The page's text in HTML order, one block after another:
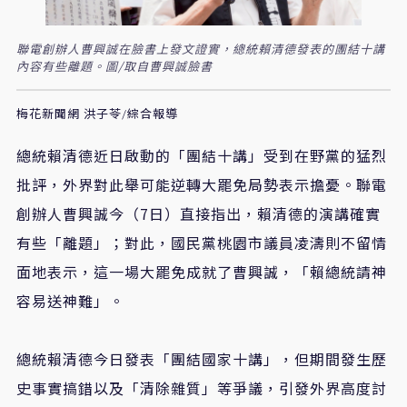
聯電創辦人曹興誠在臉書上發文證實，總統賴清德發表的團結十講
內容有些離題。圖/取自曹興誠臉書
梅花新聞網 洪子苓/綜合報導
總統賴清德近日啟動的「團結十講」受到在野黨的猛烈
批評，外界對此舉可能逆轉大罷免局勢表示擔憂。聯電
創辦人曹興誠今（7日）直接指出，賴清德的演講確實
有些「離題」；對此，國民黨桃園市議員凌濤則不留情
面地表示，這一場大罷免成就了曹興誠，「賴總統請神
容易送神難」。
總統賴清德今日發表「團結國家十講」，但期間發生歷
史事實搞錯以及「清除雜質」等爭議，引發外界高度討